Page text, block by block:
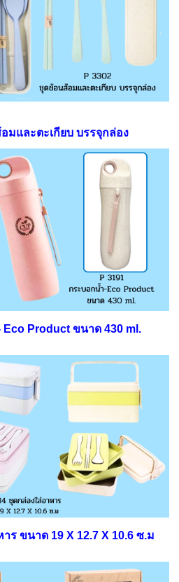
มและตะเกียบ บรรจุกล่อง
Eco Product ขนาด 430 ml.
ร ขนาด 19 X 12.7 X 10.6 ซ.ม